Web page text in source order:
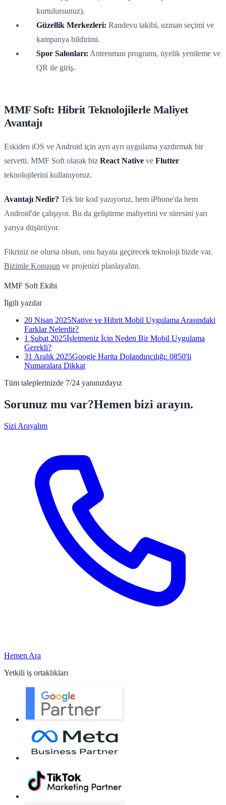
kurtulursunuz).
Güzellik Merkezleri: Randevu takibi, uzman seçimi ve
kampanya bildirimi.
Spor Salonları: Antrenman programı, üyelik yenileme ve
QR ile giriş.
MMF Soft: Hibrit Teknolojilerle Maliyet
Avantajı
Eskiden iOS ve Android için ayrı ayrı uygulama yazdırmak bir
servetti. MMF Soft olarak biz React Native ve Flutter
teknolojilerini kullanıyoruz.
Avantajı Nedir? Tek bir kod yazıyoruz, hem iPhone'da hem
Android'de çalışıyor. Bu da geliştirme maliyetini ve süresini yarı
yarıya düşürüyor.
Fikriniz ne olursa olsun, onu hayata geçirecek teknoloji bizde var.
Bizimle Konuşun ve projenizi planlayalım.
MMF Soft Ekibi
İlgili yazılar
20 Nisan 2025Native ve Hibrit Mobil Uygulama Arasındaki
Farklar Nelerdir?
1 Şubat 2025İşletmeniz İçin Neden Bir Mobil Uygulama
Gerekli?
31 Aralık 2025Google Harita Dolandırıcılığı: 0850'li
Numaralara Dikkat
Tüm taleplerinizde 7/24 yanınızdayız
Sorunuz mu var?Hemen bizi arayın.
Sizi Arayalım
Hemen Ara
Yetkili iş ortaklıkları